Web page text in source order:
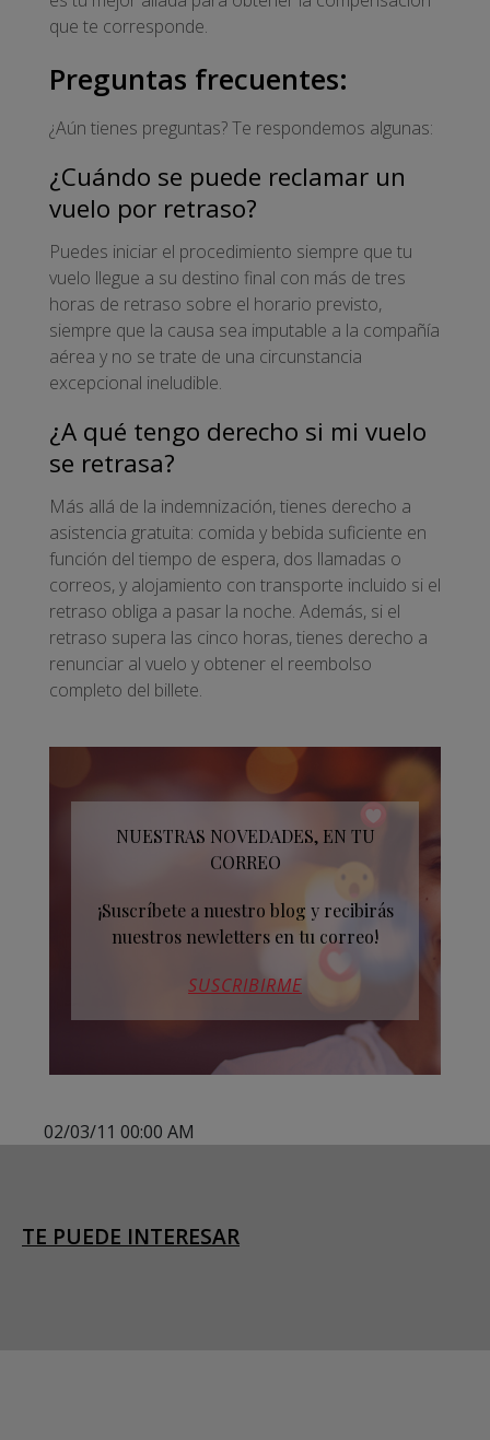
que te corresponde.
Preguntas frecuentes:
¿Aún tienes preguntas? Te respondemos algunas:
¿Cuándo se puede reclamar un
vuelo por retraso?
Puedes iniciar el procedimiento siempre que tu
vuelo llegue a su destino final con más de tres
horas de retraso sobre el horario previsto,
siempre que la causa sea imputable a la compañía
aérea y no se trate de una circunstancia
excepcional ineludible.
¿A qué tengo derecho si mi vuelo
se retrasa?
Más allá de la indemnización, tienes derecho a
asistencia gratuita: comida y bebida suficiente en
función del tiempo de espera, dos llamadas o
correos, y alojamiento con transporte incluido si el
retraso obliga a pasar la noche. Además, si el
retraso supera las cinco horas, tienes derecho a
renunciar al vuelo y obtener el reembolso
completo del billete.
NUESTRAS NOVEDADES, EN TU
CORREO
¡Suscríbete a nuestro blog y recibirás
nuestros newletters en tu correo!
SUSCRIBIRME
02/03/11 00:00 AM
TE PUEDE INTERESAR